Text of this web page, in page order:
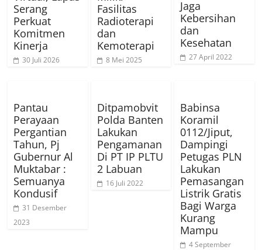
Serang
Perkuat
Komitmen
Kinerja
30 Juli 2026
Fasilitas
Radioterapi
dan
Kemoterapi
8 Mei 2025
Jaga
Kebersihan
dan
Kesehatan
27 April 2022
Pantau
Perayaan
Pergantian
Tahun, Pj
Gubernur Al
Muktabar :
Semuanya
Kondusif
31 Desember
2023
Ditpamobvit
Polda Banten
Lakukan
Pengamanan
Di PT IP PLTU
2 Labuan
16 Juli 2022
Babinsa
Koramil
0112/Jiput,
Dampingi
Petugas PLN
Lakukan
Pemasangan
Listrik Gratis
Bagi Warga
Kurang
Mampu
4 September